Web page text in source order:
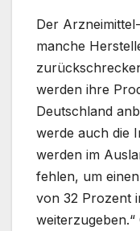
Der
manche
werden ihre
Deutschland
werde auch die
werden im
fehlen, um
von 32 Prozent